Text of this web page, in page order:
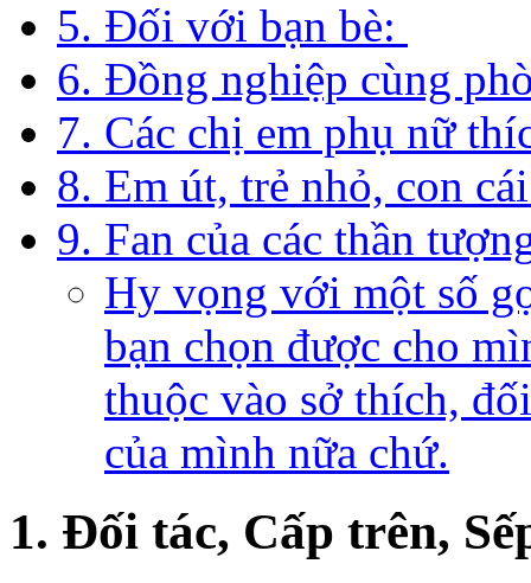
5. Đối với bạn bè:
6. Đồng nghiệp cùng
7. Các chị em phụ nữ
8. Em út, trẻ nhỏ, con
9. Fan của các thần
Hy vọng với một số
bạn chọn được cho
thuộc vào sở thích,
của mình nữa chứ.
1. Đối tác, Cấp trên,